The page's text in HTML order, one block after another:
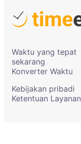
Waktu yang tepat
sekarang
Konverter Waktu
Kebijakan pribadi
Ketentuan Layanan